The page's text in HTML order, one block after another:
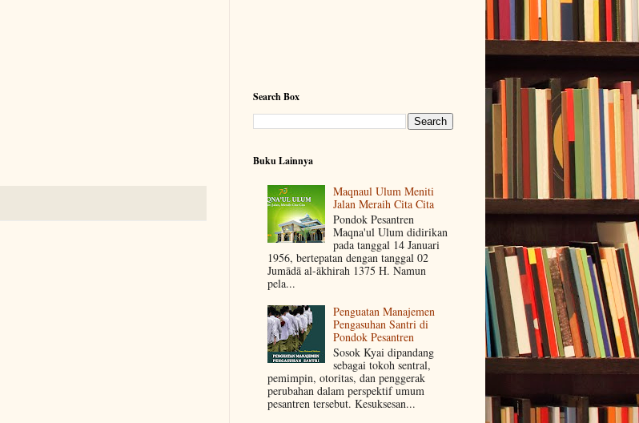
Search Box
Buku Lainnya
Maqnaul Ulum Meniti
Jalan Meraih Cita Cita
Pondok Pesantren
Maqna'ul Ulum didirikan
pada tanggal 14 Januari
1956, bertepatan dengan tanggal 02
Jumādā al-ākhirah 1375 H. Namun
pela...
Penguatan Manajemen
Pengasuhan Santri di
Pondok Pesantren
Sosok Kyai dipandang
sebagai tokoh sentral,
pemimpin, otoritas, dan penggerak
perubahan dalam perspektif umum
pesantren tersebut. Kesuksesan...